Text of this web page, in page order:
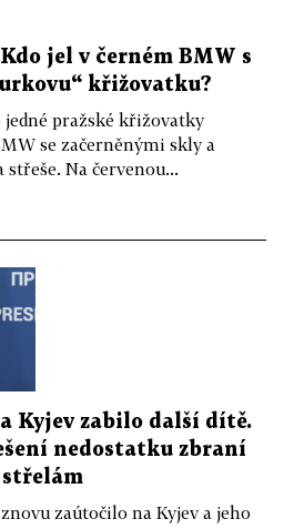
jel v černém BMW s
křižovatku?
jedné pražské křižovatky
se začerněnými skly a
Na červenou...
Kyjev zabilo další dítě.
nedostatku zbraní
zaútočilo na Kyjev a jeho